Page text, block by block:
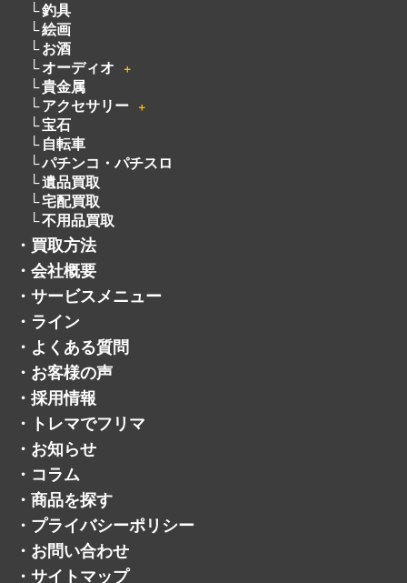
釣具
絵画
お酒
オーディオ
＋
貴金属
アクセサリー
＋
宝石
自転車
パチンコ・パチスロ
遺品買取
宅配買取
不用品買取
・ 買取方法
・ 会社概要
・ サービスメニュー
・ ライン
・ よくある質問
・ お客様の声
・ 採用情報
・
トレマでフリマ
・ お知らせ
・ コラム
・ 商品を探す
・ プライバシーポリシー
・ お問い合わせ
・ サイトマップ